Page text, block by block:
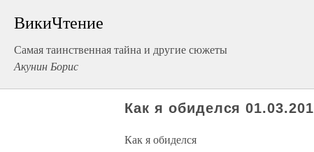
ВикиЧтение
Самая таинственная тайна и другие сюжеты
Акунин Борис
Как я обиделся
Как я обиделся